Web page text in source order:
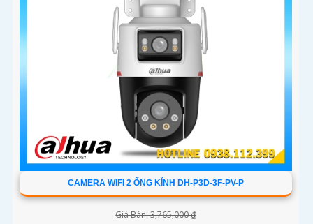
CAMERA WIFI 2 ỐNG KÍNH DH-P3D-3F-PV-P
Giá Bán: 3,765,000 ₫